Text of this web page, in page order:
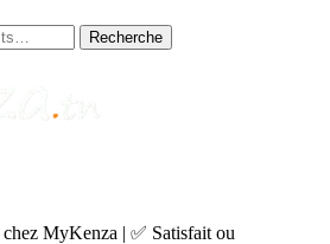
Recherche
MyKenza | ✅ Satisfait ou